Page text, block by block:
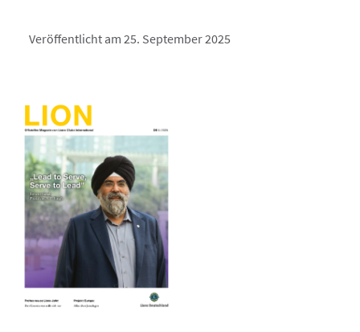
Veröffentlicht am 25. September 2025